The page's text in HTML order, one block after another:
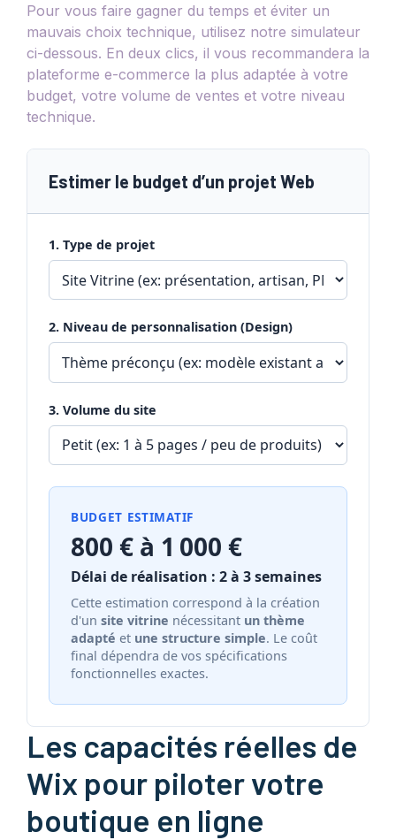
Pour vous faire gagner du temps et éviter un
mauvais choix technique, utilisez notre simulateur
ci-dessous. En deux clics, il vous recommandera la
plateforme e-commerce la plus adaptée à votre
budget, votre volume de ventes et votre niveau
technique.
Estimer le budget d’un projet Web
1. Type de projet
2. Niveau de personnalisation (Design)
3. Volume du site
BUDGET ESTIMATIF
800 € à 1 000 €
Délai de réalisation : 2 à 3 semaines
Cette estimation correspond à la création
d'un site vitrine nécessitant un thème
adapté et une structure simple. Le coût
final dépendra de vos spécifications
fonctionnelles exactes.
Les capacités réelles de
Wix pour piloter votre
boutique en ligne